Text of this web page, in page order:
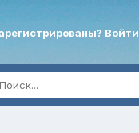
Войти